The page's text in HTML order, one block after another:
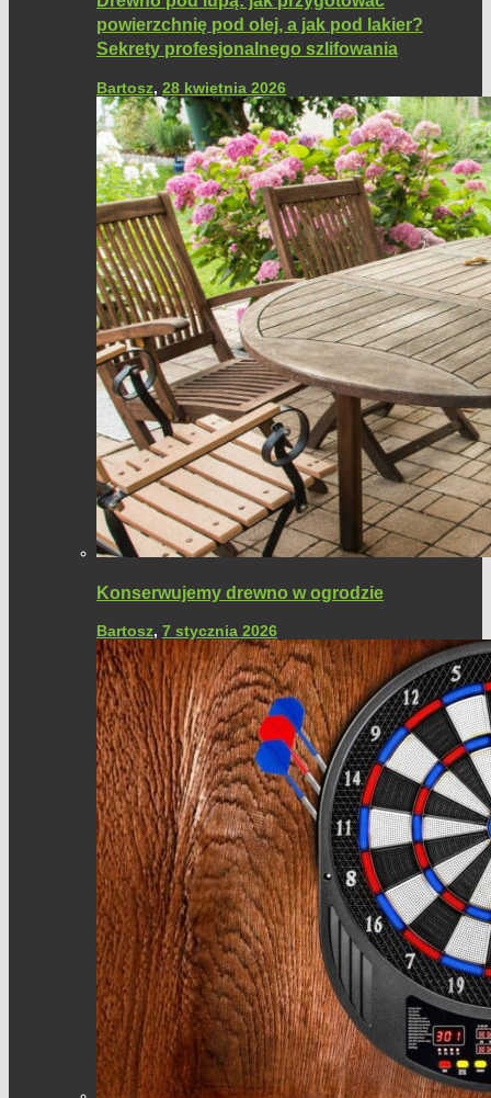
powierzchnię pod olej, a jak pod lakier?
Sekrety profesjonalnego szlifowania
Bartosz, 28 kwietnia 2026
Konserwujemy drewno w ogrodzie
Bartosz, 7 stycznia 2026